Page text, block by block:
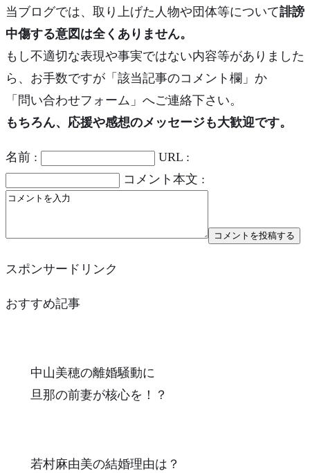
当ブログでは、取り上げた人物や団体等について誹謗
中傷する意図は全くありません。
もし不適切な表現や事実ではない内容等がありました
ら、お手数ですが「該当記事のコメント欄」か
「問い合わせフォーム」へご連絡下さい。
もちろん、応援や感想のメッセージも大歓迎です。
名前 :
URL :
コメント本文 :
スポンサードリンク
おすすめ記事
中山美穂の離婚騒動に
旦那の前妻が核心を！？
若村麻由美の結婚理由は？